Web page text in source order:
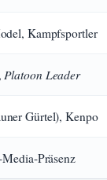
Kampfsportler
Platoon Leader
Gürtel), Kenpo
Präsenz